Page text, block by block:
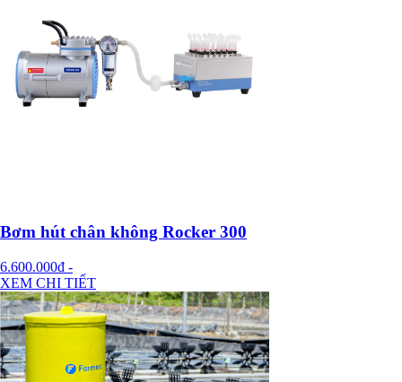
Bơm hút chân không Rocker 300
6.600.000đ -
XEM CHI TIẾT